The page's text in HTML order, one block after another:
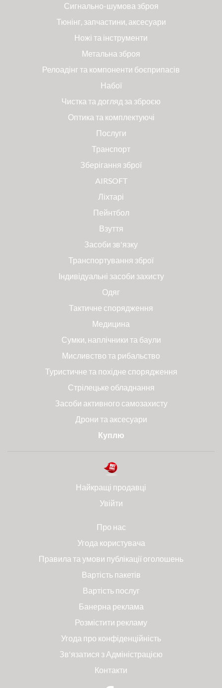
Сигнально-шумова зброя
Тюнінг, запчастини, аксесуари
Ножі та інструменти
Метальна зброя
Релоадінг та компоненти боєприпасів
Набої
Чистка та догляд за зброєю
Оптика та комплектуючі
Послуги
Транспорт
Зберігання зброї
AIRSOFT
Ліхтарі
Пейнтбол
Взуття
Засоби зв'язку
Транспортування зброї
Індивідуальні засоби захисту
Одяг
Тактичне спорядження
Медицина
Сумки, наплічники та баули
Мисливство та рибальство
Туристичне та похідне спорядження
Стрілецьке обладнання
Засоби активного самозахисту
Дрони та аксесуари
Куплю
Найкращі продавці
Увійти
Про нас
Угода користувача
Правила та умови публікації оголошень
Вартість пакетів
Вартість послуг
Банерна реклама
Розмістити рекламу
Угода про конфіденційність
Зв'язатися з Адміністрацією
Контакти